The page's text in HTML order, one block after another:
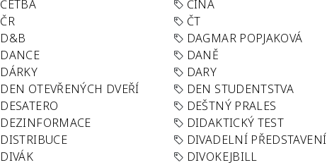
ČETBA ČÍNA
ČR ČT
D&B DAGMAR POPJAKOVÁ
DANCE DANĚ
DÁRKY DARY
DEN OTEVŘENÝCH DVEŘÍ DEN STUDENTSTVA
DESATERO DEŠTNÝ PRALES
DEZINFORMACE DIDAKTICKÝ TEST
DISTRIBUCE DIVADELNÍ PŘEDSTAVENÍ
DIVÁK DIVOKEJBILL